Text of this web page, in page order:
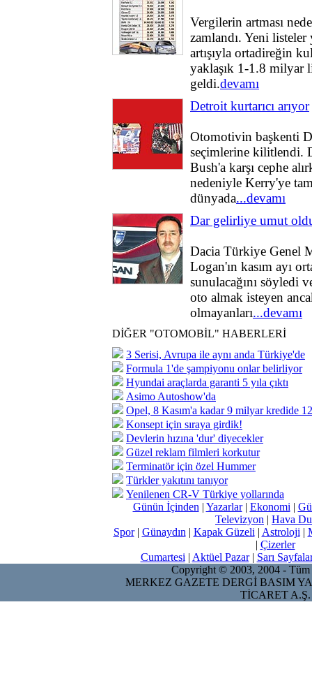
Vergilerin artması
zamlandı. Yeni
artışıyla ortadireğin
yaklaşık 1-1.8 milyar
geldi.devamı
Detroit kurtarıcı arıyor
Otomotivin başkenti
seçimlerine kilitlendi.
Bush'a karşı cephe
nedeniyle Kerry'ye
dünyada...devamı
Dar gelirliye umut
Dacia Türkiye Genel
Logan'ın kasım ayı
sunulacağını söyledi
oto almak isteyen
olmayanları...devamı
DİĞER "OTOMOBİL" HABERLERİ
3 Serisi, Avrupa ile aynı anda Türkiye'de
Formula 1'de şampiyonu onlar belirliyor
Hyundai araçlarda garanti 5 yıla çıktı
Asimo Autoshow'da
Opel, 8 Kasım'a kadar 9 milyar kredide
Konsept için sıraya girdik!
Devlerin hızına 'dur' diyecekler
Güzel reklam filmleri korkutur
Terminatör için özel Hummer
Türkler yakıtını tanıyor
Yenilenen CR-V Türkiye yollarında
Günün İçinden | Yazarlar| Ekonomi |
Televizyon | Hava
Spor| Günaydın | Kapak Güzeli | Astroloji |
| Çizerler
Cumartesi | Aktüel Pazar| Sarı
Copyright © 2003, 2004 - Tüm
MERKEZ GAZETE DERGİ BASIM
TİCARET A.Ş.